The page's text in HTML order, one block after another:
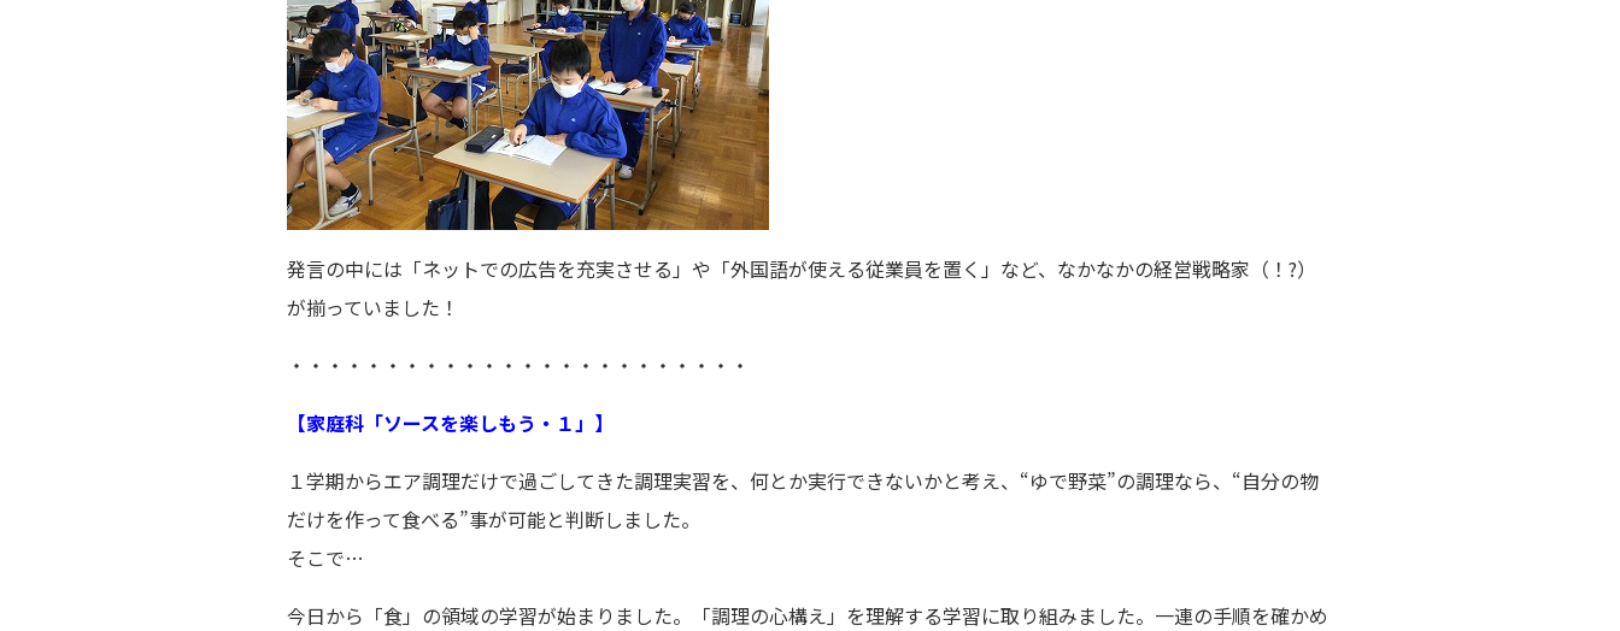
発言の中には「ネットでの広告を充実させる」や「外国語が使える従業員を置く」など、なかなかの経営戦略家（！?）
が揃っていました！
・・・・・・・・・・・・・・・・・・・・・・・・
【家庭科「ソースを楽しもう・１」】
１学期からエア調理だけで過ごしてきた調理実習を、何とか実行できないかと考え、“ゆで野菜”の調理なら、“自分の物
だけを作って食べる”事が可能と判断しました。
そこで…
今日から「食」の領域の学習が始まりました。「調理の心構え」を理解する学習に取り組みました。一連の手順を確かめ